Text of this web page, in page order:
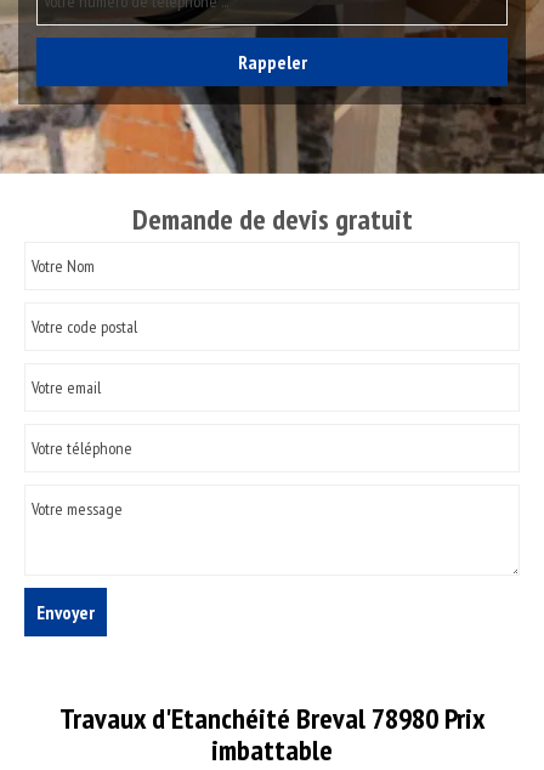
Demande de devis gratuit
Travaux d'Etanchéité Breval 78980 Prix
imbattable